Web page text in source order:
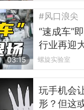
03:15
#风口浪尖
“速成车”
行业再迎
螺旋实验室
玩手机会
形？但这